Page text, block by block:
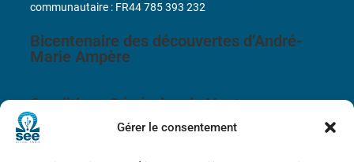
Gérer le consentement
Bicentenaire des découvertes d’André-
Marie Ampère
Conditions Générales de Vente
communautaire : FR44 785 393 232